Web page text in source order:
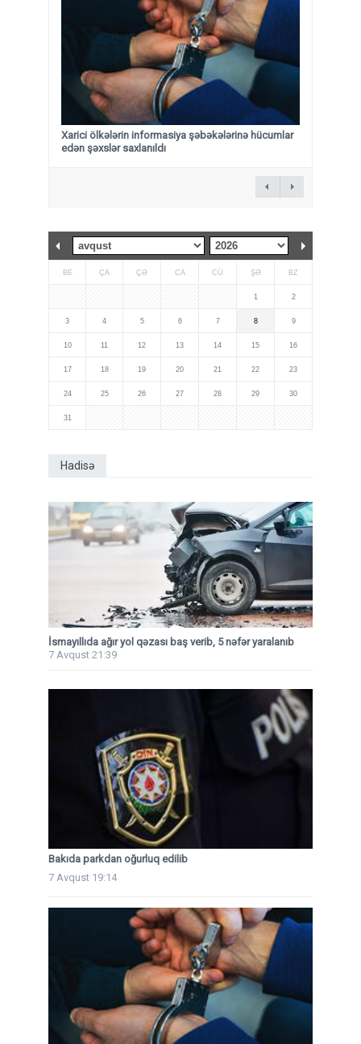
Xarici ölkələrin informasiya şəbəkələrinə hücumlar
edən şəxslər saxlanıldı
BE ÇA ÇƏ CA CÜ ŞƏ BZ
1 2
3 4 5 6 7 8 9
10 11 12 13 14 15 16
17 18 19 20 21 22 23
24 25 26 27 28 29 30
31
Hadisə
İsmayıllıda ağır yol qəzası baş verib, 5 nəfər yaralanıb
7 Avqust 21:39
Bakıda parkdan oğurluq edilib
7 Avqust 19:14